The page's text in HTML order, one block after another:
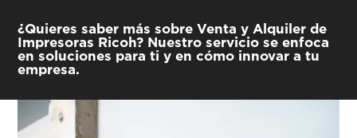
¿Quieres saber más sobreVenta y Alquiler de
Impresoras Ricoh? Nuestro servicio se enfoca
en soluciones para ti y en cómo innovar a tu
empresa.